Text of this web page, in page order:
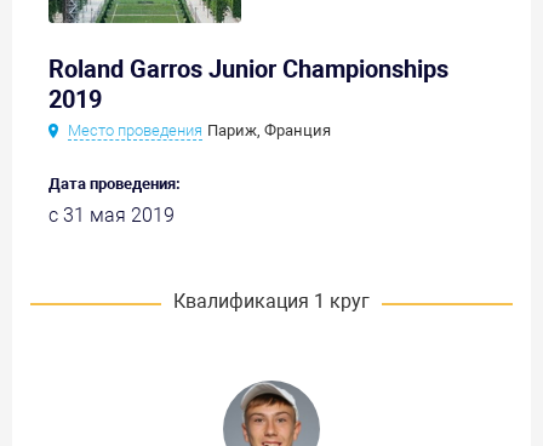
Roland Garros Junior Championships
2019
Место проведения Париж, Франция
Дата проведения:
с 31 мая 2019
Квалификация 1 круг